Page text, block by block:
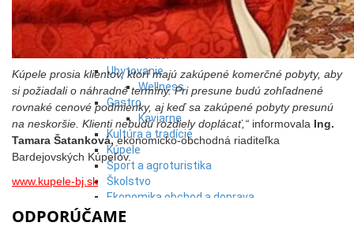
Výstava
Galéria
Festival
Folklór
Ubytovanie
Wellness
Gastro
Kaviarne
Kultúra a tradície
Kúpele
Šport a agroturistika
Školstvo
Ekonomika obchod a doprava
Košický kraj
Kúpele prosia klientov, ktorí majú zakúpené komerčné pobyty, aby
si požiadali o náhradné termíny. Pri presune budú zohľadnené
rovnaké cenové podmienky, aj keď sa zakúpené pobyty presunú
na neskoršie. Klienti nebudú rozdiely doplácať,“ informovala Ing.
Tamara Šatanková,ekonomicko-obchodná riaditeľka
Bardejovských Kúpeľov.
www.kupele-bj.sk
ODPORÚČAME